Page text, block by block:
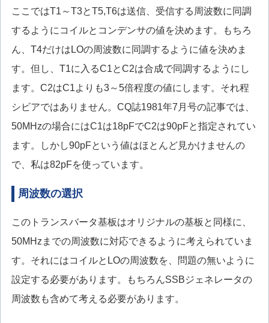
ここではT1～T3とT5,T6は送信、受信する周波数に同調
するようにコイルとコンデンサの値を決めます。もちろ
ん、T4だけはLOの周波数に同調するように値を決めま
す。但し、T1に入るC1とC2は合成で同調するようにし
ます。C2はC1よりも3～5倍程度の値にします。それ程
シビアではありません。CQ誌1981年7月号の記事では、
50MHzの場合にはC1は18pFでC2は90pFと指定されてい
ます。しかし90pFという値はほとんど見かけませんの
で、私は82pFを使っています。
周波数の選択
このトランスバータ基板はオリジナルの基板と同様に、
50MHzまでの周波数に対応できるように考えられていま
す。それにはコイルとLOの周波数を、問題の無いように
設定する必要があります。もちろんSSBジェネレータの
周波数も含めて考える必要があります。